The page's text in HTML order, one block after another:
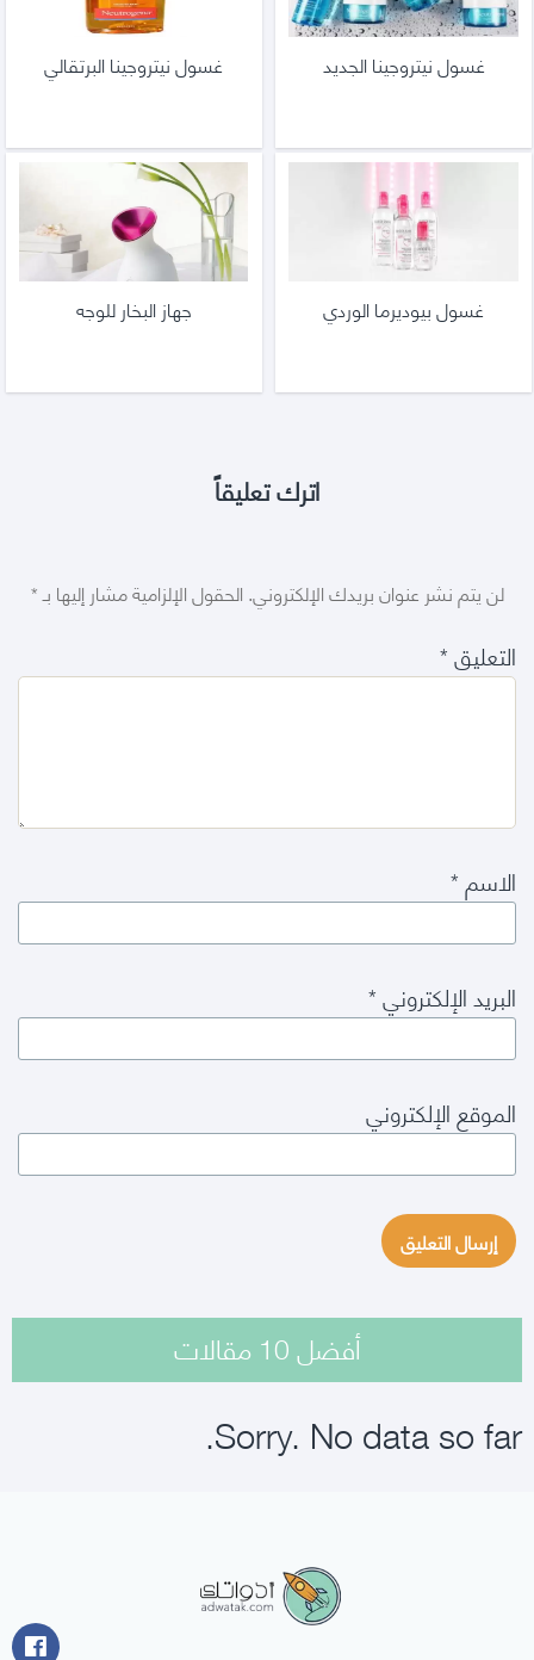
غسول نيتروجينا الجديد غسول نيتروجينا البرتقالي
غسول بيوديرما الوردي جهاز البخار للوجه
اترك تعليقاً
لن يتم نشر عنوان بريدك الإلكتروني.الحقول الإلزامية مشار إليها بـ*
التعليق*
الاسم*
البريد الإلكتروني*
الموقع الإلكتروني
أفضل 10 مقالات
Sorry. No data so far.